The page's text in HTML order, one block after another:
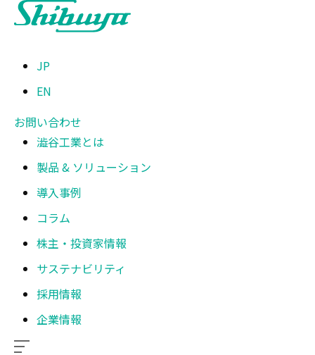
JP
EN
お問い合わせ
澁谷工業とは
製品 & ソリューション
導入事例
コラム
株主・投資家情報
サステナビリティ
採用情報
企業情報